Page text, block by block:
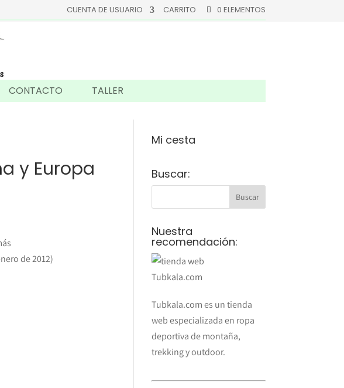
CUENTA DE USUARIO CARRITO 0 ELEMENTOS
CONTACTO TALLER
y Europa
de 2012)
Mi cesta
Buscar:
Nuestra
recomendación:
Tubkala.com es un tienda
web especializada en ropa
deportiva de montaña,
trekking y outdoor.